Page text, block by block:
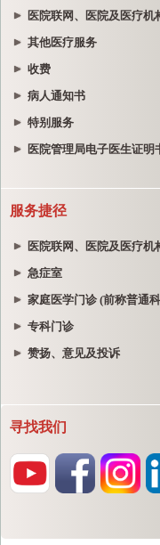
医院联网、医院及医疗机
其他医疗服务
收费
病人通知书
特别服务
医院管理局电子医生证明
服务捷径
医院联网、医院及医疗机
急症室
家庭医学门诊 (前称普通
专科门诊
赞扬、意见及投诉
寻找我们